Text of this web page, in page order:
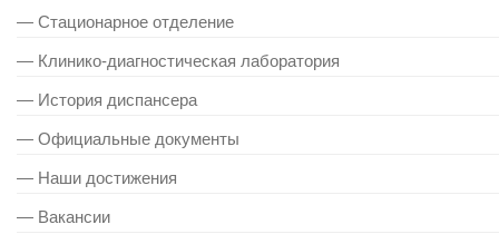
— Стационарное отделение
— Клинико-диагностическая лаборатория
— История диспансера
— Официальные документы
— Наши достижения
— Вакансии